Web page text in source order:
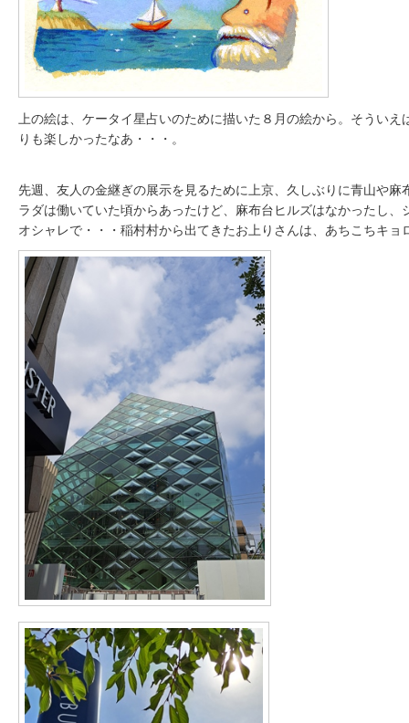
上の絵は、ケータイ星占いのために描いた８月の絵から。そういえ
りも楽しかったなあ・・・。
先週、友人の金継ぎの展示を見るために上京、久しぶりに青山や麻
ラダは働いていた頃からあったけど、麻布台ヒルズはなかったし、
オシャレで・・・稲村村から出てきたお上りさんは、あちこちキョ